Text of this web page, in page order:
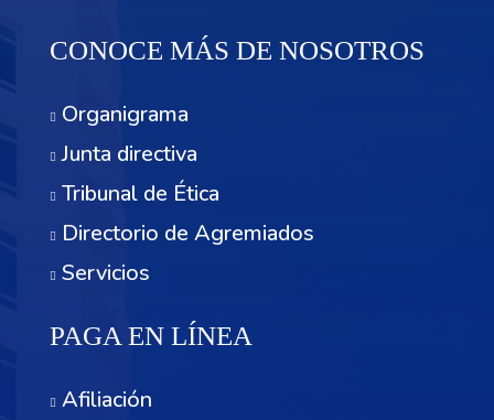
CONOCE MÁS DE NOSOTROS
Organigrama
Junta directiva
Tribunal de Ética
Directorio de Agremiados
Servicios
PAGA EN LÍNEA
Afiliación